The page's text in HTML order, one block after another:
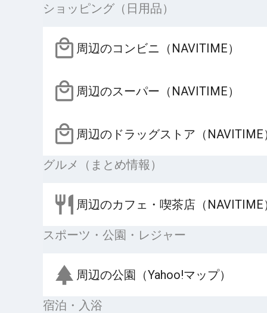
ショッピング（日用品）
周辺のコンビニ（NAVITIME）
周辺のスーパー（NAVITIME）
周辺のドラッグストア（NAVITIME
グルメ（まとめ情報）
周辺のカフェ・喫茶店（NAVITIME
スポーツ・公園・レジャー
周辺の公園（Yahoo!マップ）
宿泊・入浴